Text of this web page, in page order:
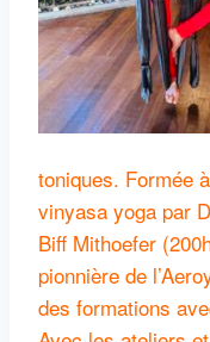
toniques. Formée
vinyasa yoga par
Biff Mithoefer
pionnière de
des formations